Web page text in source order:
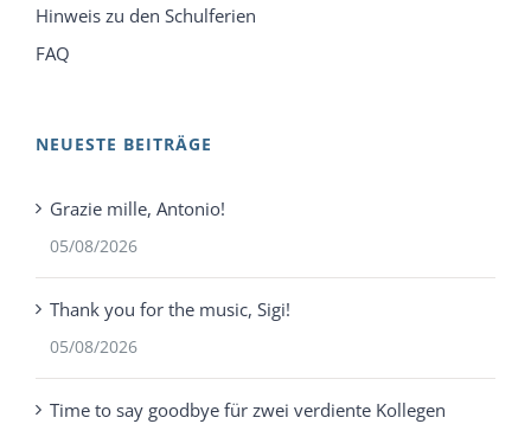
Hinweis zu den Schulferien
FAQ
NEUESTE BEITRÄGE
Grazie mille, Antonio!
05/08/2026
Thank you for the music, Sigi!
05/08/2026
Time to say goodbye für zwei verdiente Kollegen